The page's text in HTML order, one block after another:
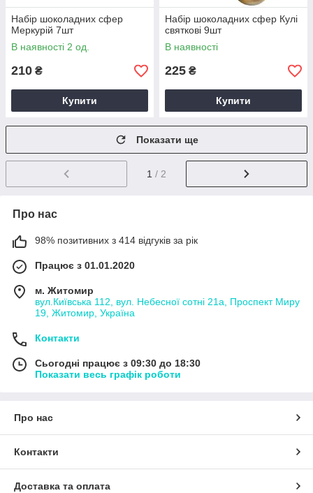
Набір шоколадних сфер
Меркурій 7шт
В наявності 2 од.
210 ₴
Купити
Набір шоколадних сфер Кулі
святкові 9шт
В наявності
225 ₴
Купити
Показати ще
1 / 2
Про нас
98% позитивних з 414 відгуків за рік
Працює з 01.01.2020
м. Житомир
вул.Київська 112, вул. Небесної сотні 21а, Проспект Миру
19, Житомир, Україна
Контакти
Сьогодні працює з 09:30 до 18:30
Показати весь графік роботи
Про нас
Контакти
Доставка та оплата